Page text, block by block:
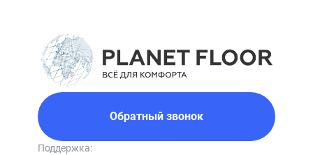
Обратный звонок
Поддержка: